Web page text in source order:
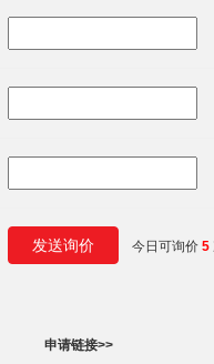
今日可询价 5
申请链接>>